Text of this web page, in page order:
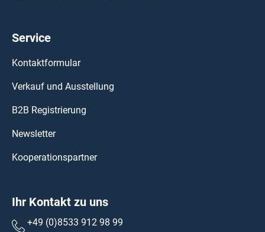
Service
Kontaktformular
Verkauf und Ausstellung
B2B Registrierung
Newsletter
Kooperationspartner
Ihr Kontakt zu uns
+49 (0)8533 912 98 99